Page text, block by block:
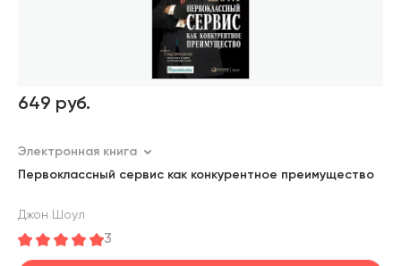
649 руб.
Электронная книга
Первоклассный сервис как конкурентное преимущество
Джон Шоул
3